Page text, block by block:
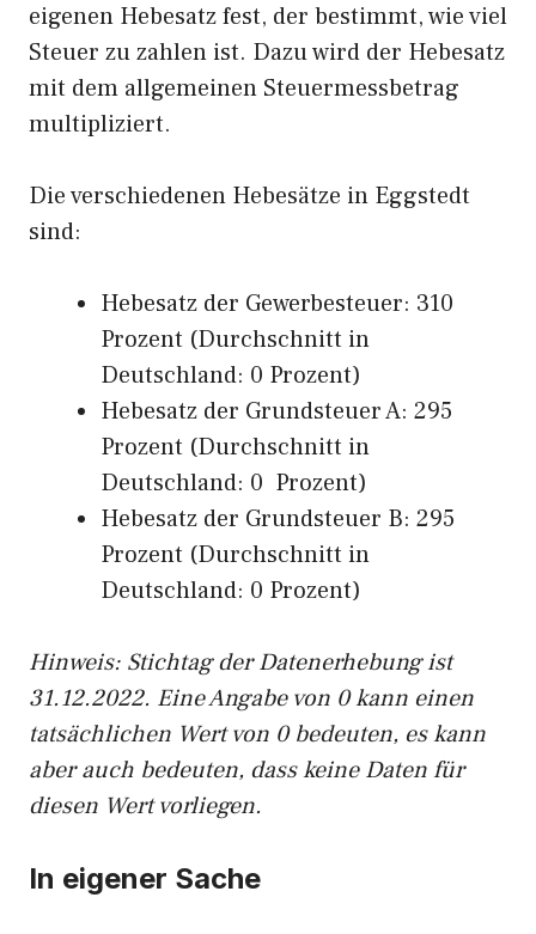
eigenen Hebesatz fest, der bestimmt, wie viel
Steuer zu zahlen ist. Dazu wird der Hebesatz
mit dem allgemeinen Steuermessbetrag
multipliziert.
Die verschiedenen Hebesätze in Eggstedt
sind:
Hebesatz der Gewerbesteuer: 310
Prozent (Durchschnitt in
Deutschland: 0 Prozent)
Hebesatz der Grundsteuer A: 295
Prozent (Durchschnitt in
Deutschland: 0 Prozent)
Hebesatz der Grundsteuer B: 295
Prozent (Durchschnitt in
Deutschland: 0 Prozent)
Hinweis: Stichtag der Datenerhebung ist
31.12.2022. Eine Angabe von 0 kann einen
tatsächlichen Wert von 0 bedeuten, es kann
aber auch bedeuten, dass keine Daten für
diesen Wert vorliegen.
In eigener Sache